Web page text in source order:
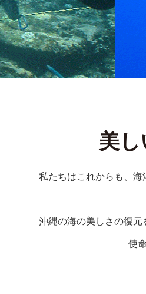
美
私たちはこれからも、
沖縄の海の美しさの復
使